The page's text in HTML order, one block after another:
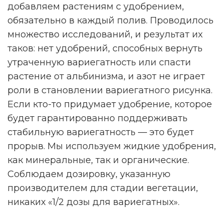
добавляем растениям с удобрением,
обязательно в каждый полив. Проводилось
множество исследований, и результат их
таков: нет удобрений, способных вернуть
утраченную вариегатность или спасти
растение от альбинизма, и азот не играет
роли в становлении вариегатного рисунка.
Если кто-то придумает удобрение, которое
будет гарантированно поддерживать
стабильную вариегатность — это будет
прорыв. Мы используем жидкие удобрения,
как минеральные, так и органические.
Соблюдаем дозировку, указанную
производителем для стадии вегетации,
никаких «1/2 дозы для вариегатных».